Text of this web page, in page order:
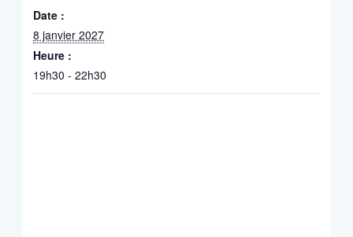
Date :
8 janvier 2027
Heure :
19h30 - 22h30